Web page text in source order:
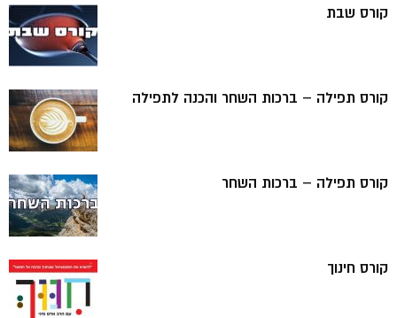
קורס שבת
קורס תפילה – ברכות השחר והכנה לתפילה
קורס תפילה – ברכות השחר
קורס חינוך